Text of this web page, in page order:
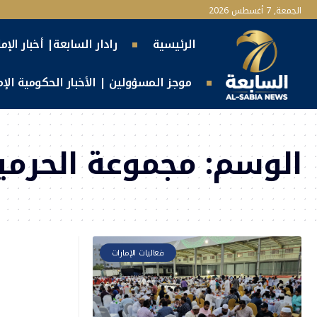
الجمعة, 7 أغسطس 2026
الرئيسية
رادار السابعة| أخبار
موجز المسؤولين | الأخبار الحكومية
الوسم:مجموعة
فعاليات الإمارات